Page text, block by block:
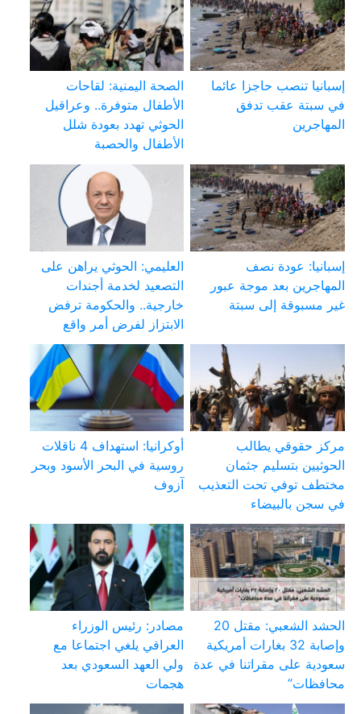
إسبانيا تنصب حاجزا عائما
في سبتة عقب تدفق
المهاجرين
الصحة اليمنية: لقاحات
الأطفال متوفرة.. وعراقيل
الحوثي تهدد بعودة شلل
الأطفال والحصبة
إسبانيا: عودة نصف
المهاجرين بعد موجة عبور
غير مسبوقة إلى سبتة
العليمي: الحوثي يراهن على
التصعيد لخدمة أجندات
خارجية.. والحكومة ترفض
الابتزاز لفرض أمر واقع
مركز حقوقي يطالب
الحوثيين بتسليم جثمان
مختطف توفي تحت التعذيب
في سجن بالبيضاء
أوكرانيا: استهداف 4 ناقلات
روسية في البحر الأسود وبحر
آزوف
الحشد الشعبي: مقتل 20
وإصابة 32 بغارات أمريكية
سعودية على مقراتنا في عدة
محافظات”
مصادر: رئيس الوزراء
العراقي يلغي اجتماعا مع
ولي العهد السعودي بعد
هجمات